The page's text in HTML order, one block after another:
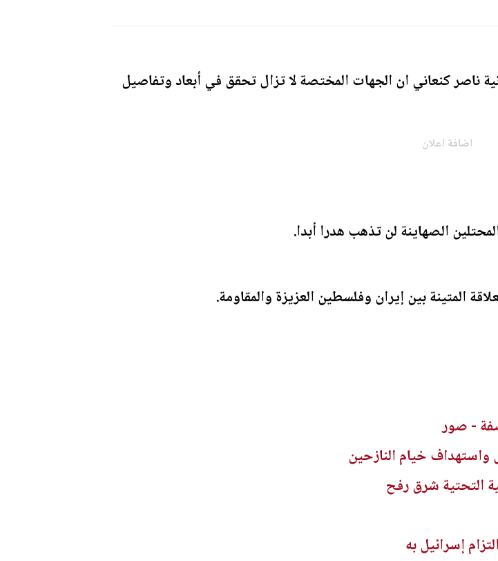
ناصر كنعاني ان الجهات المختصة لا تزال تحقق في أبعاد وتفاصيل
اضافة اعلان
الصهاينة لن تذهب هدرا أبدا.
المتينة بين إيران وفلسطين العزيزة والمقاومة.
- صور
خيام النازحين
التحتية شرق رفح
إسرائيل به